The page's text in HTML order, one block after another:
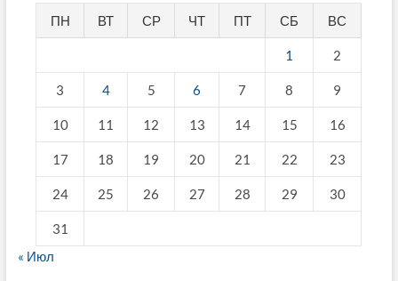
ПН ВТ СР ЧТ ПТ СБ ВС
1 2
3 4 5 6 7 8 9
10 11 12 13 14 15 16
17 18 19 20 21 22 23
24 25 26 27 28 29 30
31
« Июл